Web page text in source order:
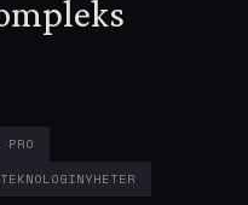
TEKNOLOGINYHETER